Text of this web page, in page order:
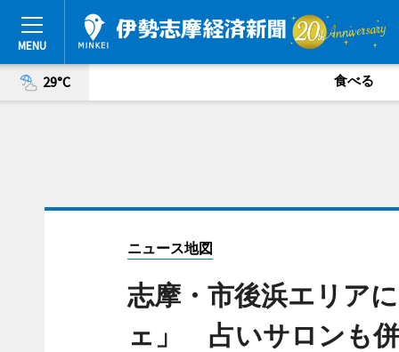
29°C 食べる
ニュース地図
志摩・市後浜エリア
ェ」 占いサロンも